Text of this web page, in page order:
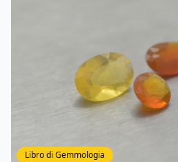
Libro di Gemmologia